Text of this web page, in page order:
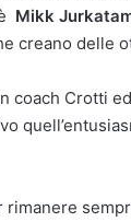
Mikk
creano delle
coach Crotti
rimanere